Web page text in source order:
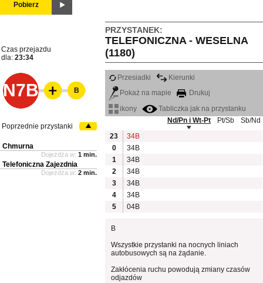
Pobierz
PRZYSTANEK:
TELEFONICZNA - WESELNA
(1180)
Czas przejazdu
dla: 23:34
N7B
Przesiadki
Kierunki
Pokaż na mapie
Drukuj
ikony
Tabliczka jak na przystanku
Nd/Pn i Wt-Pt
Pt/Sb
Sb/Nd
23
34B
0
34B
1
34B
2
34B
3
34B
4
34B
5
04B
B
Wszystkie przystanki na nocnych liniach
autobusowych są na żądanie.
Zakłócenia ruchu powodują zmiany czasów
odjazdów
B
Poprzednie przystanki
Chmurna
Dojeżdża w: 1 min.
Telefoniczna Zajezdnia
Dojeżdża w: 2 min.